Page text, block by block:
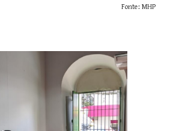
Fonte: MHP